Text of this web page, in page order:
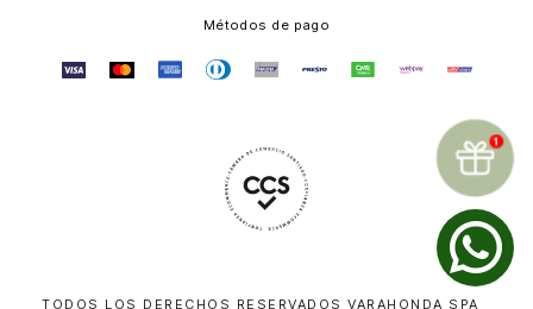
Métodos de pago
TODOS LOS DERECHOS RESERVADOS VARAHONDA SPA